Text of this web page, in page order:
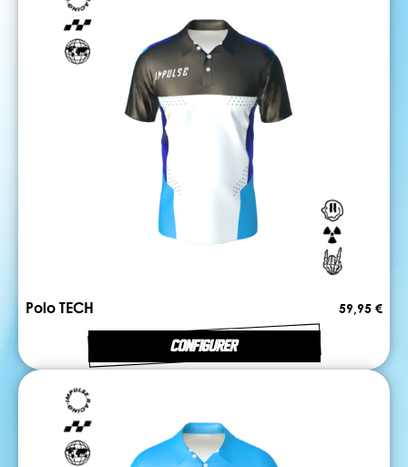
Polo TECH 59,95 €
CONFIGURER